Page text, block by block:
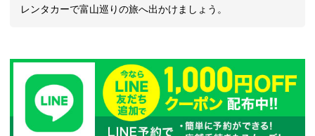
レンタカーで富山巡りの旅へ出かけましょう。